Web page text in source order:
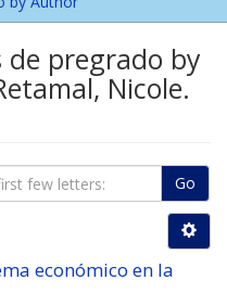
de pregrado by
Nicole.
Go
económico en la